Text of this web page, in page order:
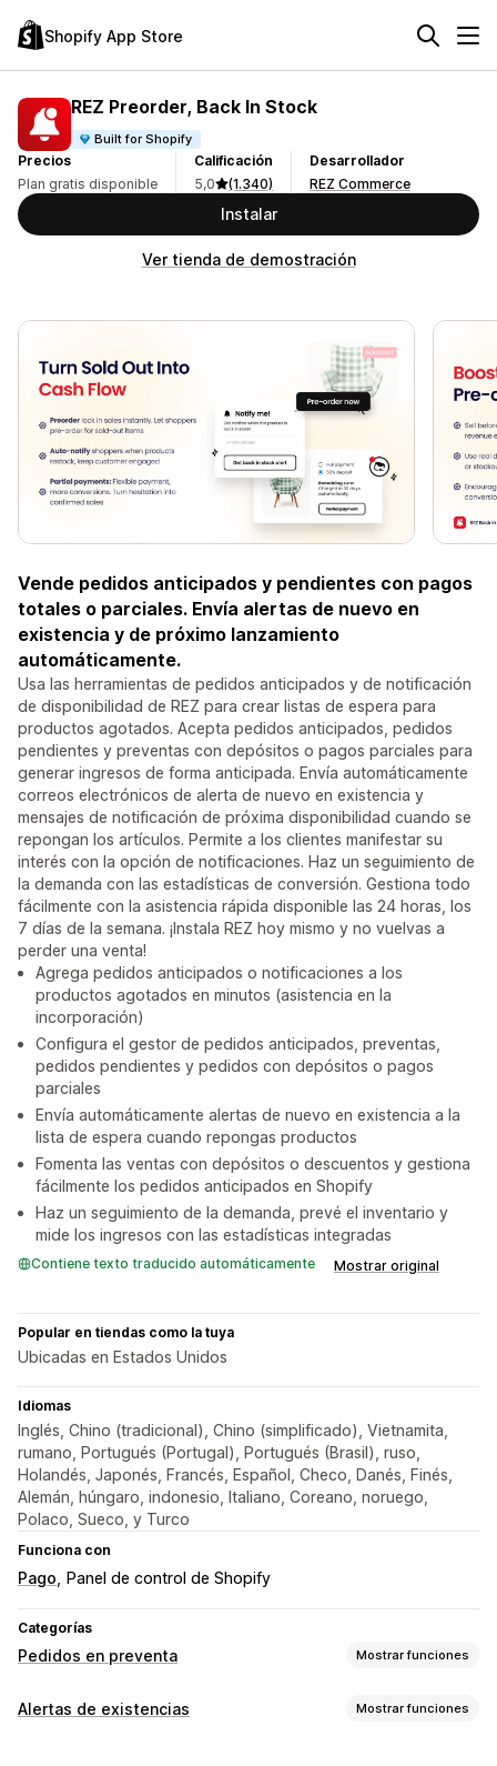
Shopify App Store
REZ Preorder, Back In Stock
Built for Shopify
Precios
Plan gratis disponible
Calificación
5,0
(1.340)
Desarrollador
REZ Commerce
Instalar
Ver tienda de demostración
Vende pedidos anticipados y pendientes con pagos
totales o parciales. Envía alertas de nuevo en
existencia y de próximo lanzamiento
automáticamente.
Usa las herramientas de pedidos anticipados y de notificación
de disponibilidad de REZ para crear listas de espera para
productos agotados. Acepta pedidos anticipados, pedidos
pendientes y preventas con depósitos o pagos parciales para
generar ingresos de forma anticipada. Envía automáticamente
correos electrónicos de alerta de nuevo en existencia y
mensajes de notificación de próxima disponibilidad cuando se
repongan los artículos. Permite a los clientes manifestar su
interés con la opción de notificaciones. Haz un seguimiento de
la demanda con las estadísticas de conversión. Gestiona todo
fácilmente con la asistencia rápida disponible las 24 horas, los
7 días de la semana. ¡Instala REZ hoy mismo y no vuelvas a
perder una venta!
Agrega pedidos anticipados o notificaciones a los
productos agotados en minutos (asistencia en la
incorporación)
Configura el gestor de pedidos anticipados, preventas,
pedidos pendientes y pedidos con depósitos o pagos
parciales
Envía automáticamente alertas de nuevo en existencia a la
lista de espera cuando repongas productos
Fomenta las ventas con depósitos o descuentos y gestiona
fácilmente los pedidos anticipados en Shopify
Haz un seguimiento de la demanda, prevé el inventario y
mide los ingresos con las estadísticas integradas
Contiene texto traducido automáticamente Mostrar original
Popular en tiendas como la tuya
Ubicadas en Estados Unidos
Idiomas
Inglés, Chino (tradicional), Chino (simplificado), Vietnamita,
rumano, Portugués (Portugal), Portugués (Brasil), ruso,
Holandés, Japonés, Francés, Español, Checo, Danés, Finés,
Alemán, húngaro, indonesio, Italiano, Coreano, noruego,
Polaco, Sueco, y Turco
Funciona con
Pago Panel de control de Shopify
Categorías
Pedidos en preventa Mostrar funciones
Tipo de pedido
Alertas de existencias Mostrar funciones